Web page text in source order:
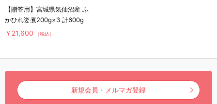
【贈答用】宮城県気仙沼産 ふ
かひれ姿煮200g×3 計600g
￥21,600 （税込）
新規会員・メルマガ登録